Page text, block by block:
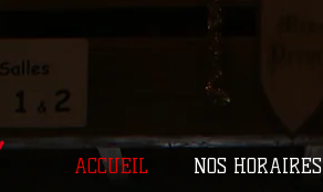
ACCUEIL NOS HORAIRES